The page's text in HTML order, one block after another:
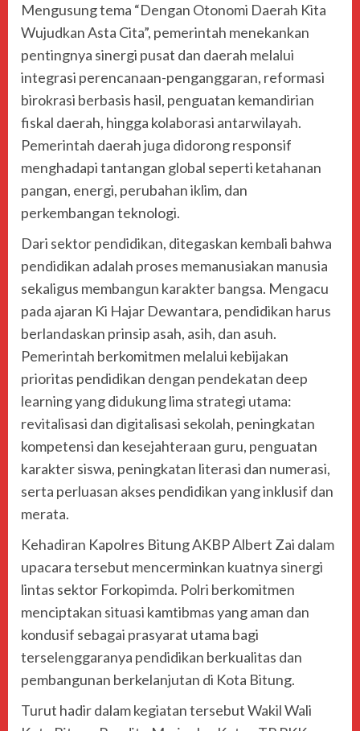
Mengusung tema “Dengan Otonomi Daerah Kita
Wujudkan Asta Cita”, pemerintah menekankan
pentingnya sinergi pusat dan daerah melalui
integrasi perencanaan-penganggaran, reformasi
birokrasi berbasis hasil, penguatan kemandirian
fiskal daerah, hingga kolaborasi antarwilayah.
Pemerintah daerah juga didorong responsif
menghadapi tantangan global seperti ketahanan
pangan, energi, perubahan iklim, dan
perkembangan teknologi.
Dari sektor pendidikan, ditegaskan kembali bahwa
pendidikan adalah proses memanusiakan manusia
sekaligus membangun karakter bangsa. Mengacu
pada ajaran Ki Hajar Dewantara, pendidikan harus
berlandaskan prinsip asah, asih, dan asuh.
Pemerintah berkomitmen melalui kebijakan
prioritas pendidikan dengan pendekatan deep
learning yang didukung lima strategi utama:
revitalisasi dan digitalisasi sekolah, peningkatan
kompetensi dan kesejahteraan guru, penguatan
karakter siswa, peningkatan literasi dan numerasi,
serta perluasan akses pendidikan yang inklusif dan
merata.
Kehadiran Kapolres Bitung AKBP Albert Zai dalam
upacara tersebut mencerminkan kuatnya sinergi
lintas sektor Forkopimda. Polri berkomitmen
menciptakan situasi kamtibmas yang aman dan
kondusif sebagai prasyarat utama bagi
terselenggaranya pendidikan berkualitas dan
pembangunan berkelanjutan di Kota Bitung.
Turut hadir dalam kegiatan tersebut Wakil Wali